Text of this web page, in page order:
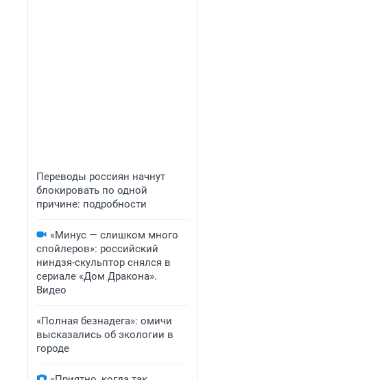
Переводы россиян начнут
блокировать по одной
причине: подробности
«Минус — слишком много
спойлеров»: российский
ниндзя-скульптор снялся в
сериале «Дом Дракона».
Видео
«Полная безнадега»: омичи
высказались об экологии в
городе